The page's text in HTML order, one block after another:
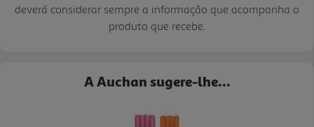
deverá considerar sempre a informação que acompanha o
produto que recebe.
A Auchan sugere-lhe...